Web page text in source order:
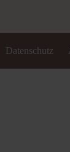
Datenschutz